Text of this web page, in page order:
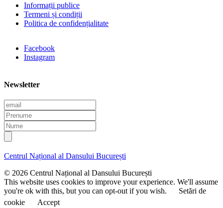
Informații publice
Termeni și condiții
Politica de confidențialitate
Facebook
Instagram
Newsletter
E
m
a
i
l
P
r
e
n
m
N
u
m
e
Centrul Național al Dansului București
© 2026 Centrul Național al Dansului București
This website uses cookies to improve your experience. We'll assume
you're ok with this, but you can opt-out if you wish.
Setări de
cookie
Accept